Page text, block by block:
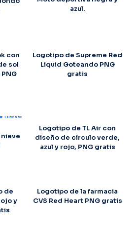
azul.
con
sol
Logotipo de Supreme Red
Liquid Goteando PNG
gratis
Logotipo de TL Air con
diseño de círculo verde,
azul y rojo, PNG gratis
de
y
Logotipo de la farmacia
CVS Red Heart PNG gratis